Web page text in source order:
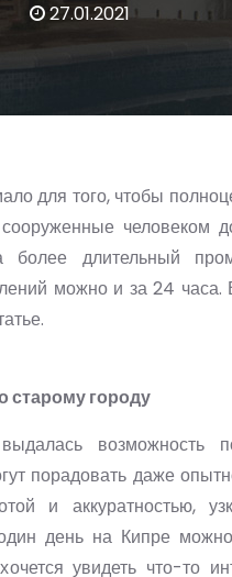
27.01.2021
для того, чтобы
человеком
длительный
можно и за 24 часа.
старому городу
возможность
порадовать даже
и аккуратностью,
день на Кипре
увидеть что-то